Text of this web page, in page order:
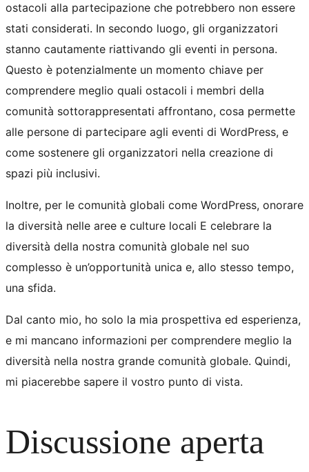
ostacoli alla partecipazione che potrebbero non essere
stati considerati. In secondo luogo, gli organizzatori
stanno cautamente riattivando gli eventi in persona.
Questo è potenzialmente un momento chiave per
comprendere meglio quali ostacoli i membri della
comunità sottorappresentati affrontano, cosa permette
alle persone di partecipare agli eventi di WordPress, e
come sostenere gli organizzatori nella creazione di
spazi più inclusivi.
Inoltre, per le comunità globali come WordPress, onorare
la diversità nelle aree e culture locali E celebrare la
diversità della nostra comunità globale nel suo
complesso è un’opportunità unica e, allo stesso tempo,
una sfida.
Dal canto mio, ho solo la mia prospettiva ed esperienza,
e mi mancano informazioni per comprendere meglio la
diversità nella nostra grande comunità globale. Quindi,
mi piacerebbe sapere il vostro punto di vista.
Discussione aperta